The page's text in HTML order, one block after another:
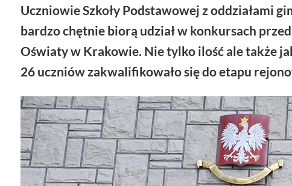
Uczniowie Szkoły Podstawowej z oddziałami
bardzo chętnie biorą udział w konkursach
Oświaty w Krakowie. Nie tylko ilość ale także
26 uczniów zakwalifikowało się do etapu